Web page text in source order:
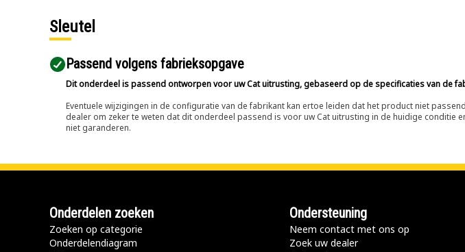
Sleutel
Passend volgens fabrieksopgave
Dit onderdeel is passend ontworpen voor uw Cat uitrusting, gebaseerd op de specificaties van de
Eventuele wijzigingen in de configuratie van de fabrikant kan ertoe leiden dat het product niet
dealer om zeker te weten dat dit onderdeel passend is voor uw Cat uitrusting in de huidige
niet garanderen.
Onderdelen zoeken
Zoeken op categorie
Onderdelendiagram
Ondersteuning
Neem contact met ons op
Zoek uw dealer